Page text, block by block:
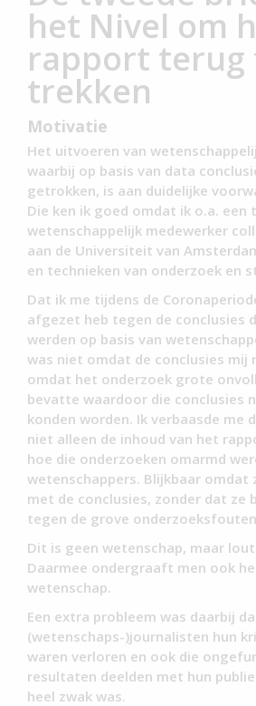
het Nivel om
rapport terug
trekken
Motivatie
Het uitvoeren van
waarbij op basis van data
getrokken, is aan duidelijke
Die ken ik goed omdat ik o.a. een
wetenschappelijk medewerker
aan de Universiteit van
en technieken van onderzoek en
Dat ik me tijdens de
afgezet heb tegen de conclusies
werden op basis van
was niet omdat de conclusies mij
omdat het onderzoek grote
bevatte waardoor die conclusies
konden worden. Ik verbaasde me
niet alleen de inhoud van het
hoe die onderzoeken omarmd
wetenschappers. Blijkbaar omdat
met de conclusies, zonder dat ze
tegen de grove
Dit is geen wetenschap, maar
Daarmee ondergraaft men ook
wetenschap.
Een extra probleem was daarbij
(wetenschaps-)journalisten hun
waren verloren en ook die
resultaten deelden met hun
heel zwak was.